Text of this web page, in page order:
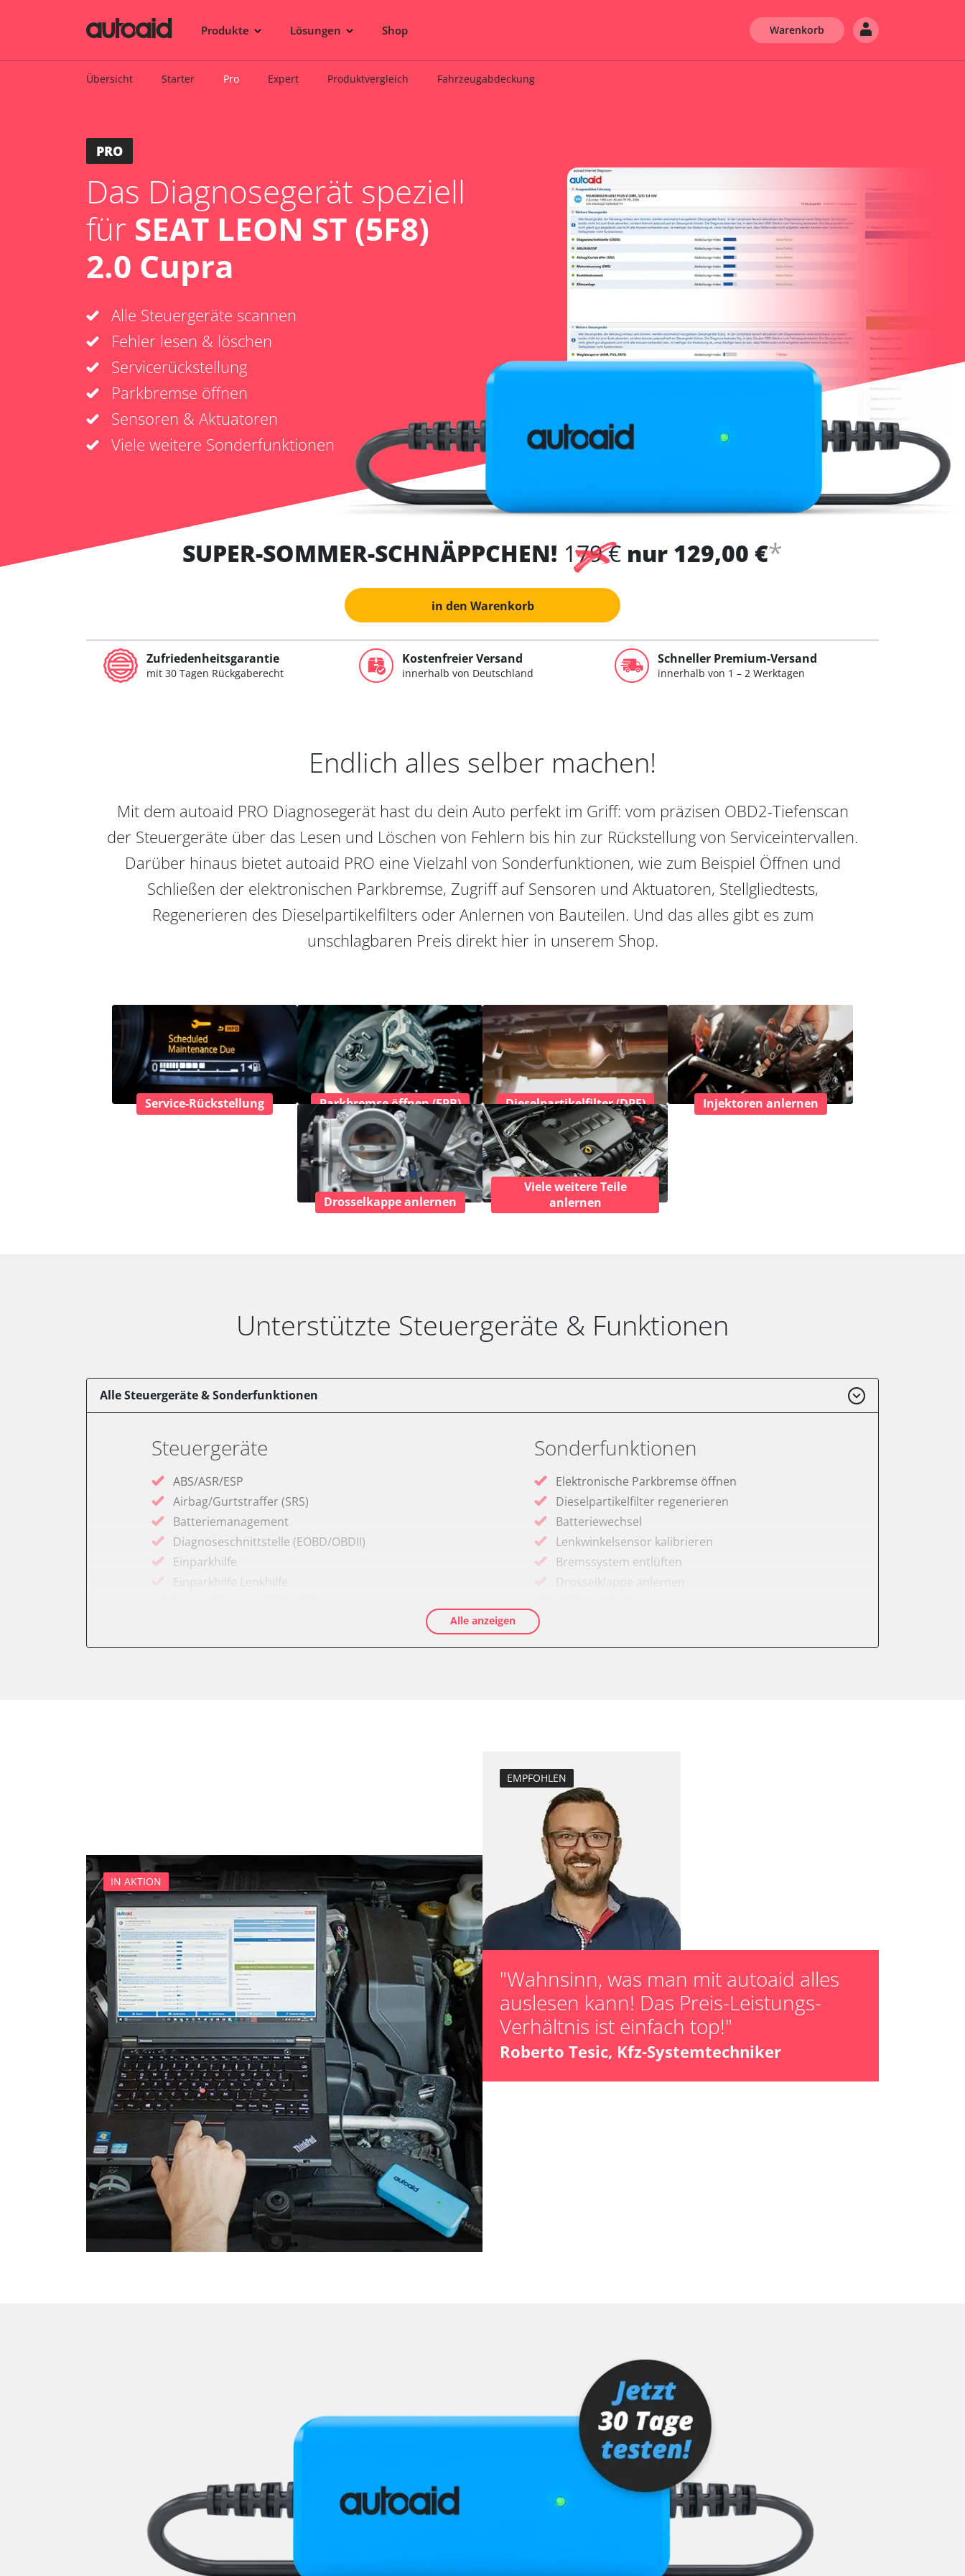
Produkte Lösungen Shop Warenkorb
Übersicht Starter Pro Expert Produktvergleich Fahrzeugabdeckung
PRO
Das Diagnosegerät speziell
für SEAT LEON ST (5F8)
2.0 Cupra
Alle Steuergeräte scannen
Fehler lesen & löschen
Servicerückstellung
Parkbremse öffnen
Sensoren & Aktuatoren
Viele weitere Sonderfunktionen
SUPER-SOMMER-SCHNÄPPCHEN! 179 € nur 129,00 €*
in den Warenkorb
Zufriedenheitsgarantie
mit 30 Tagen Rückgaberecht
Kostenfreier Versand
innerhalb von Deutschland
Schneller Premium-Versand
innerhalb von 1 – 2 Werktagen
Endlich alles selber machen!
Mit dem autoaid PRO Diagnosegerät hast du dein Auto perfekt im Griff: vom präzisen OBD2-Tiefenscan
der Steuergeräte über das Lesen und Löschen von Fehlern bis hin zur Rückstellung von Serviceintervallen.
Darüber hinaus bietet autoaid PRO eine Vielzahl von Sonderfunktionen, wie zum Beispiel Öffnen und
Schließen der elektronischen Parkbremse, Zugriff auf Sensoren und Aktuatoren, Stellgliedtests,
Regenerieren des Dieselpartikelfilters oder Anlernen von Bauteilen. Und das alles gibt es zum
unschlagbaren Preis direkt hier in unserem Shop.
Service-Rückstellung Parkbremse öffnen (EPB) Dieselpartikelfilter (DPF) Injektoren anlernen
Drosselkappe anlernen
Viele weitere Teile
anlernen
Unterstützte Steuergeräte & Funktionen
Alle Steuergeräte & Sonderfunktionen
Steuergeräte
ABS/ASR/ESP
Airbag/Gurtstraffer (SRS)
Batteriemanagement
Diagnoseschnittstelle (EOBD/OBDII)
Einparkhilfe
Einparkhilfe Lenkhilfe
Radio
Reifendruckkontrolle 2 (RDK)
Servolenkung
Sitzpositionsspeicher Fahrer
Stand-/Zusatzheizung
Stand-/Zusatzheizung 2
Telefon-/Notruf-System
Türsteuergerät hinten links
Türsteuergerät hinten rechts
Türsteuergerät vorne links
Türsteuergerät vorne rechts
Wegfahrsperre
Zentralelektronik
Zentralmodul Komfort
Sonderfunktionen
Elektronische Parkbremse öffnen
Dieselpartikelfilter regenerieren
Batteriewechsel
Lenkwinkelsensor kalibrieren
Bremssystem entlüften
Drosselklappe anlernen
Grundeinstellung
Injektoren einstellen
Kodierung der Reifendruckvariante
Lamdasonde anlernen
Scheinwerfereinstellung
Servicerückstellung
Turbolader Adaptionswerte zurücksetzen
Zurücksetzen der AGR Adaptionswerte
Verfügbarkeit abhängig von Modell, Motorisierung, Ausstattung und Konfiguration
Alle anzeigen
IN AKTION
EMPFOHLEN
"Wahnsinn, was man mit autoaid alles
auslesen kann! Das Preis-Leistungs-
Verhältnis ist einfach top!"
Roberto Tesic, Kfz-Systemtechniker